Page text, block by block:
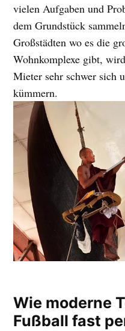
vielen Aufgaben und
dem Grundstück
Großstädten wo es die
Wohnkomplexe gibt,
Mieter sehr schwer sich
kümmern.
Wie moderne
Fußball fast